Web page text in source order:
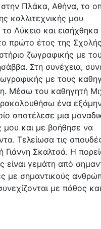
Πλάκα, Αθήνα, το
καλλιτεχνικής μου
Λύκειο και εισήχθηκα
πρώτο έτος της
ζωγραφικής με
Στη συνέχεια,
με τους
Μέσω του καθηγητή
ένα
αποτέλεσε μια
μου και με βοήθησε να
Τελείωσα τις
Γιάννη Σκαλτσά. Η
γεμάτη από
με σημαντικούς
με πάθος